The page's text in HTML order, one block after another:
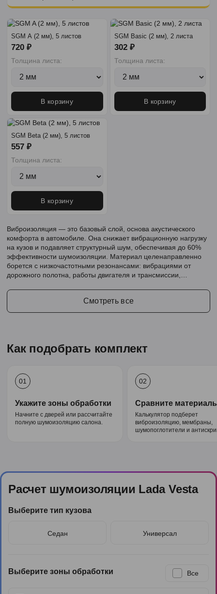
SGM A (2 мм), 5 листов
720 ₽
Толщина листа:
В корзину
SGM Basic (2 мм), 2 листа
302 ₽
Толщина листа:
В корзину
SGM Beta (2 мм), 5 листов
557 ₽
Толщина листа:
В корзину
Виброизоляция — это базовый слой, основа акустического
комфорта в автомобиле. Она снижает вибрационную нагрузку
на кузов и подавляет структурный шум, обеспечивая до 60%
эффективности шумоизоляции. Материал целенаправленно
борется с низкочастотными резонансами: вибрациями от
дорожного полотна, работы двигателя и трансмиссии,
Смотреть все
Как подобрать комплект
01
Укажите зоны обработки
Начните с дверей или рассчитайте
полную шумоизоляцию салона.
02
Сравните
Калькулятор подберет
виброизоляцию, мембраны,
шумопоглотители и
Расчет шумоизоляции Lada Vesta
Выберите тип кузова
Седан Универсал
Выберите зоны обработки Все